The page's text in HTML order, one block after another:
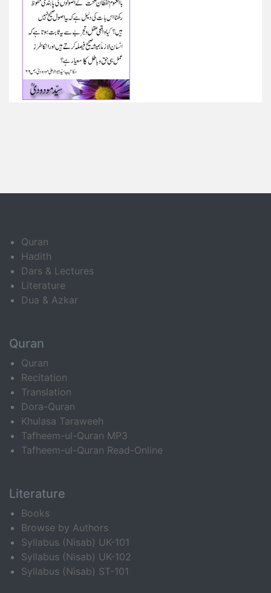
Quran
Hadith
Dars & Lectures
Literature
Dua & Azkar
Quran
Quran
Recitation
Translation
Dora-Quran
Khulasa Taraweeh
Tafheem-ul-Quran MP3
Tafheem-ul-Quran Read-Online
Literature
Books
Browse by Authors
Syllabus (Nisab) UK-101
Syllabus (Nisab) UK-102
Syllabus (Nisab) ST-101